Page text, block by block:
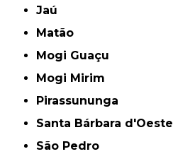
Jaú
Matão
Mogi Guaçu
Mogi Mirim
Pirassununga
Santa Bárbara d'Oeste
São Pedro